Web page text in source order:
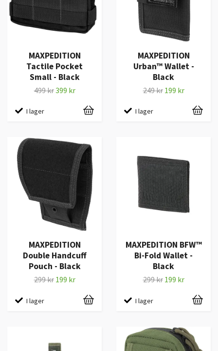
MAXPEDITION
Tactile Pocket
Small - Black
499 kr399 kr
I lager
MAXPEDITION
Urban™ Wallet -
Black
249 kr 199 kr
I lager
MAXPEDITION
Double Handcuff
Pouch - Black
299 kr 199 kr
I lager
MAXPEDITION BFW™
Bi-Fold Wallet -
Black
299 kr 199 kr
I lager